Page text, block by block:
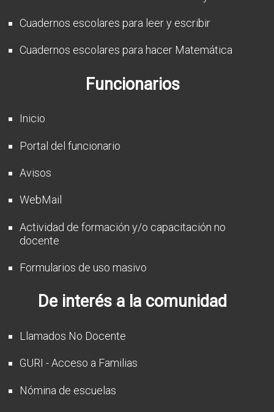
Cuadernos escolares para leer y escribir
Cuadernos escolares para hacer Matemática
Funcionarios
Inicio
Portal del funcionario
Avisos
WebMail
Actividad de formación y/o capacitación no
docente
Formularios de uso masivo
De interés a la comunidad
Llamados No Docente
GURI - Acceso a Familias
Nómina de escuelas